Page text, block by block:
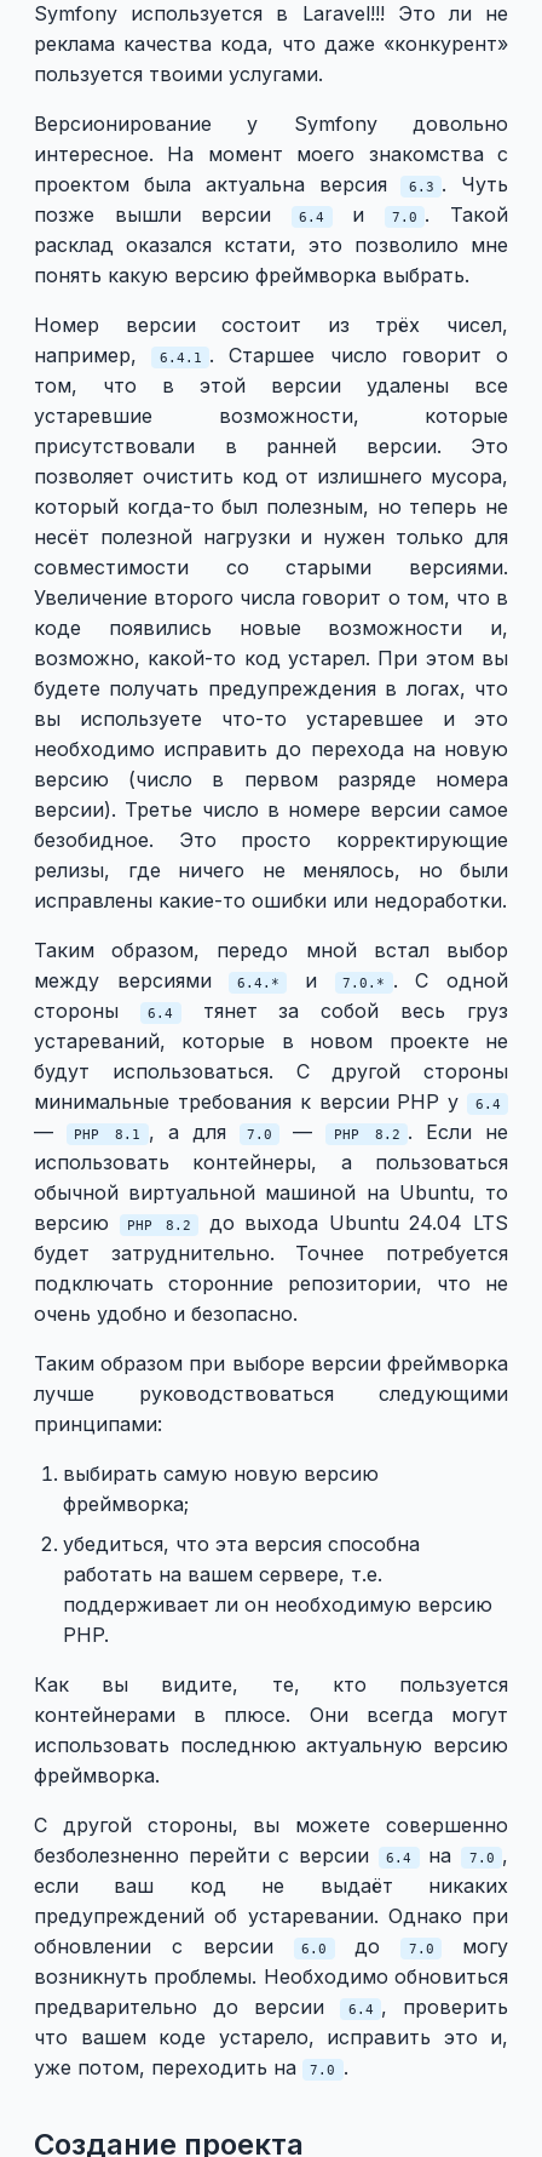
Symfony используется в Laravel!!! Это ли не
реклама качества кода, что даже «конкурент»
пользуется твоими услугами.
Версионирование у Symfony довольно
интересное. На момент моего знакомства с
проектом была актуальна версия 6.3 . Чуть
позже вышли версии
6.4 и 7.0 . Такой
расклад оказался кстати, это позволило мне
понять какую версию фреймворка выбрать.
Номер версии состоит из трёх чисел,
например, 6.4.1 . Старшее число говорит о
том, что в этой версии удалены все
устаревшие возможности, которые
присутствовали в ранней версии. Это
позволяет очистить код от излишнего мусора,
который когда-то был полезным, но теперь не
несёт полезной нагрузки и нужен только для
совместимости со старыми версиями.
Увеличение второго числа говорит о том, что в
коде появились новые возможности и,
возможно, какой-то код устарел. При этом вы
будете получать предупреждения в логах, что
вы используете что-то устаревшее и это
необходимо исправить до перехода на новую
версию (число в первом разряде номера
версии). Третье число в номере версии самое
безобидное. Это просто корректирующие
релизы, где ничего не менялось, но были
исправлены какие-то ошибки или недоработки.
Таким образом, передо мной встал выбор
между версиями 6.4.* и 7.0.* . С одной
стороны
6.4 тянет за собой весь груз
устареваний, которые в новом проекте не
будут использоваться. С другой стороны
минимальные требования к версии PHP у 6.4
— PHP 8.1 , а для 7.0 — PHP 8.2 . Если не
использовать контейнеры, а пользоваться
обычной виртуальной машиной на Ubuntu, то
версию
PHP 8.2
до выхода Ubuntu 24.04 LTS
будет затруднительно. Точнее потребуется
подключать сторонние репозитории, что не
очень удобно и безопасно.
Таким образом при выборе версии фреймворка
лучше руководствоваться следующими
принципами:
выбирать самую новую версию
фреймворка;
убедиться, что эта версия способна
работать на вашем сервере, т.е.
поддерживает ли он необходимую версию
PHP.
Как вы видите, те, кто пользуется
контейнерами в плюсе. Они всегда могут
использовать последнюю актуальную версию
фреймворка.
С другой стороны, вы можете совершенно
безболезненно перейти с версии
6.4 на 7.0 ,
если ваш код не выдаёт никаких
предупреждений об устаревании. Однако при
обновлении с версии
6.0 до 7.0
могу
возникнуть проблемы. Необходимо обновиться
предварительно до версии 6.4 , проверить
что вашем коде устарело, исправить это и,
уже потом, переходить на
7.0 .
Создание проекта